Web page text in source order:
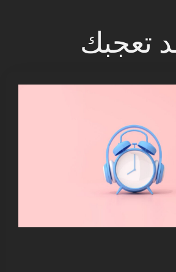
تعجبك